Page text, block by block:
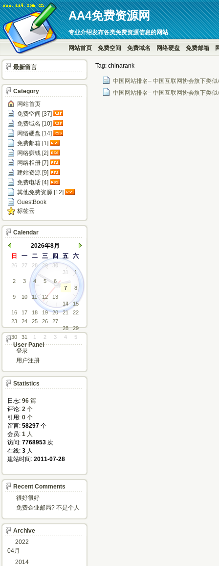
AA4免费资源网
专业介绍发布各类免费资源信息的网站
网站首页 免费空间 免费域名 网络硬盘 免费邮箱
Tag: chinarank
中国网站排名– 中国互联网协会旗下类
中国网站排名– 中国互联网协会旗下类
最新留言
Category
网站首页
免费空间 [37]
免费域名 [10]
网络硬盘 [14]
免费邮箱 [1]
网络赚钱 [2]
网络相册 [7]
建站资源 [9]
免费电话 [4]
其他免费资源 [12]
GuestBook
标签云
Calendar
2026年8月
日
一 二 三 四 五 六
26 27 28 29
30
31
1
2
3 4 5
6
7
8
9
10 11 12
13
14
15
16
17 18 19 20 21
22
23
24 25 26
27
28
29
30
31 1 2 3 4 5
User Panel
登录
用户注册
Statistics
日志: 96 篇
评论: 2 个
引用: 0 个
留言: 58297 个
会员: 1 人
访问: 7768953 次
在线: 3 人
建站时间: 2011-07-28
Recent Comments
很好很好
免费企业邮局? 不是个人
Archive
2022
04月
2014